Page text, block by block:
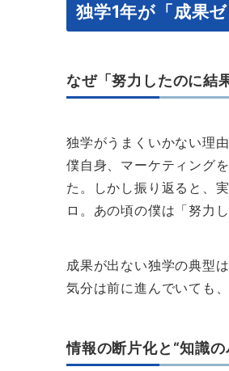
独学1年が「成果
なぜ「努力したのに結
独学がうまくいかない理
僕自身、マーケティング
た。しかし振り返ると、
ロ。あの頃の僕は「努力
成果が出ない独学の典型
気分は前に進んでいても
情報の断片化と“知識の